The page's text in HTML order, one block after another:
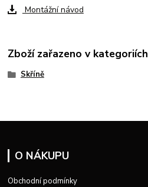
Montážní návod
Zboží zařazeno v kategoriích
Skříně
O NÁKUPU
Obchodní podmínky